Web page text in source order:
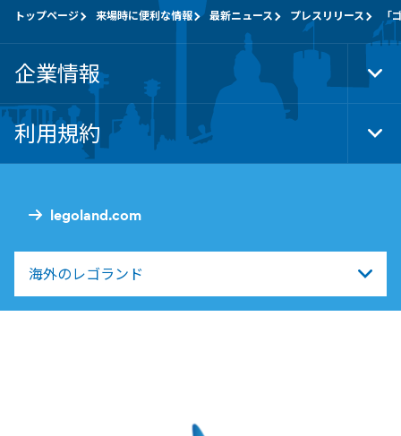
legoland.com
海外のレゴランド
トップページ 来場時に便利な情報 最新ニュース プレスリリース 「
企業情報
利用規約